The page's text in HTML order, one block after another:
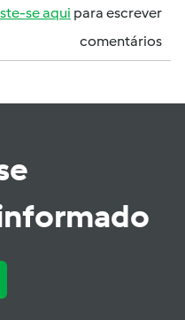
se aqui para escrever
comentários